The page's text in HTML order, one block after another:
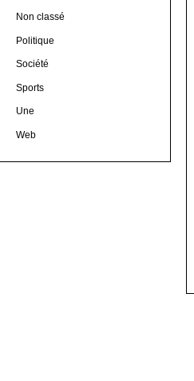
Non classé
Politique
Société
Sports
Une
Web